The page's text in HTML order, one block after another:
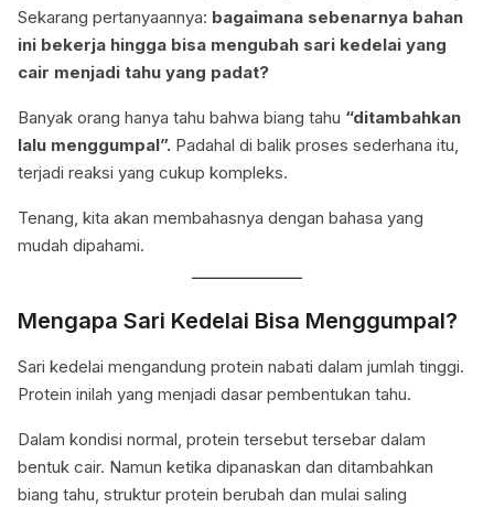
Sekarang pertanyaannya: bagaimana sebenarnya bahan
ini bekerja hingga bisa mengubah sari kedelai yang
cair menjadi tahu yang padat?
Banyak orang hanya tahu bahwa biang tahu “ditambahkan
lalu menggumpal”. Padahal di balik proses sederhana itu,
terjadi reaksi yang cukup kompleks.
Tenang, kita akan membahasnya dengan bahasa yang
mudah dipahami.
Mengapa Sari Kedelai Bisa Menggumpal?
Sari kedelai mengandung protein nabati dalam jumlah tinggi.
Protein inilah yang menjadi dasar pembentukan tahu.
Dalam kondisi normal, protein tersebut tersebar dalam
bentuk cair. Namun ketika dipanaskan dan ditambahkan
biang tahu, struktur protein berubah dan mulai saling